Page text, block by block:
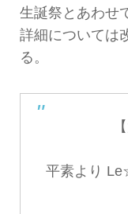
生誕祭とあわせ
詳細については
る。
平素より